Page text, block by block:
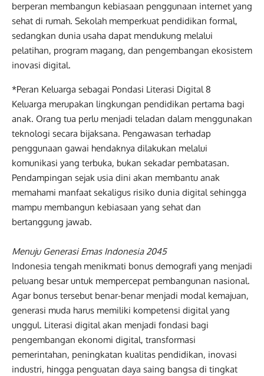
berperan membangun kebiasaan penggunaan internet yang
sehat di rumah. Sekolah memperkuat pendidikan formal,
sedangkan dunia usaha dapat mendukung melalui
pelatihan, program magang, dan pengembangan ekosistem
inovasi digital.
*Peran Keluarga sebagai Pondasi Literasi Digital 8
Keluarga merupakan lingkungan pendidikan pertama bagi
anak. Orang tua perlu menjadi teladan dalam menggunakan
teknologi secara bijaksana. Pengawasan terhadap
penggunaan gawai hendaknya dilakukan melalui
komunikasi yang terbuka, bukan sekadar pembatasan.
Pendampingan sejak usia dini akan membantu anak
memahami manfaat sekaligus risiko dunia digital sehingga
mampu membangun kebiasaan yang sehat dan
bertanggung jawab.
Menuju Generasi Emas Indonesia 2045
Indonesia tengah menikmati bonus demografi yang menjadi
peluang besar untuk mempercepat pembangunan nasional.
Agar bonus tersebut benar-benar menjadi modal kemajuan,
generasi muda harus memiliki kompetensi digital yang
unggul. Literasi digital akan menjadi fondasi bagi
pengembangan ekonomi digital, transformasi
pemerintahan, peningkatan kualitas pendidikan, inovasi
industri, hingga penguatan daya saing bangsa di tingkat